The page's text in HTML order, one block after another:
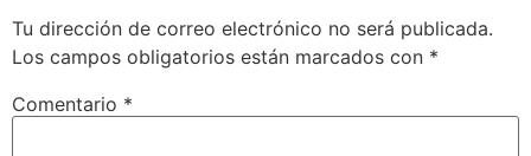
Tu dirección de correo electrónico no será publicada.
Los campos obligatorios están marcados con *
Comentario *